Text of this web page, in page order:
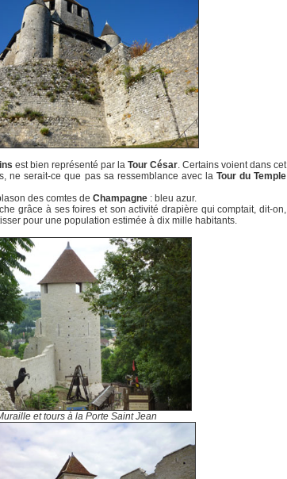
est bien représenté par la Tour César. Certains voient dans cet
ne serait-ce que pas sa ressemblance avec la Tour du Temple
des comtes de Champagne : bleu azur.
grâce à ses foires et son activité drapière qui comptait, dit-on,
pour une population estimée à dix mille habitants.
et tours à la Porte Saint Jean